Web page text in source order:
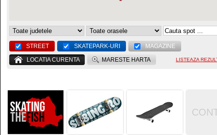
STREET SKATEPARK-URI
MAGAZINE
LOCATIA CURENTA
MARESTE HARTA LISTEAZA